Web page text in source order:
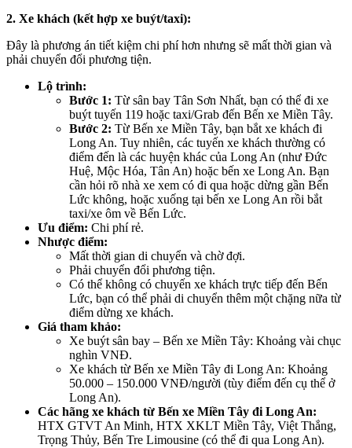
2. Xe khách (kết hợp xe buýt/taxi):
Đây là phương án tiết kiệm chi phí hơn nhưng sẽ mất thời gian và
phải chuyển đổi phương tiện.
Lộ trình:
Bước 1: Từ sân bay Tân Sơn Nhất, bạn có thể đi xe
buýt tuyến 119 hoặc taxi/Grab đến Bến xe Miền Tây.
Bước 2: Từ Bến xe Miền Tây, bạn bắt xe khách đi
Long An. Tuy nhiên, các tuyến xe khách thường có
điểm đến là các huyện khác của Long An (như Đức
Huệ, Mộc Hóa, Tân An) hoặc bến xe Long An. Bạn
cần hỏi rõ nhà xe xem có đi qua hoặc dừng gần Bến
Lức không, hoặc xuống tại bến xe Long An rồi bắt
taxi/xe ôm về Bến Lức.
Ưu điểm: Chi phí rẻ.
Nhược điểm:
Mất thời gian di chuyển và chờ đợi.
Phải chuyển đổi phương tiện.
Có thể không có chuyến xe khách trực tiếp đến Bến
Lức, bạn có thể phải di chuyển thêm một chặng nữa từ
điểm dừng xe khách.
Giá tham khảo:
Xe buýt sân bay – Bến xe Miền Tây: Khoảng vài chục
nghìn VNĐ.
Xe khách từ Bến xe Miền Tây đi Long An: Khoảng
50.000 – 150.000 VNĐ/người (tùy điểm đến cụ thể ở
Long An).
Các hãng xe khách từ Bến xe Miền Tây đi Long An:
HTX GTVT An Minh, HTX XKLT Miền Tây, Việt Thắng,
Trọng Thủy, Bến Tre Limousine (có thể đi qua Long An).